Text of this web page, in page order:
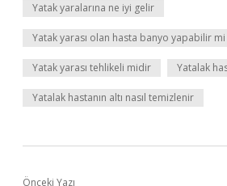
Yatak yaralarına ne iyi gelir
Yatak yarası olan hasta banyo yapabilir mi
Yatak yarası tehlikeli midir Yatalak
Yatalak hastanın altı nasıl temizlenir
Önceki Yazı